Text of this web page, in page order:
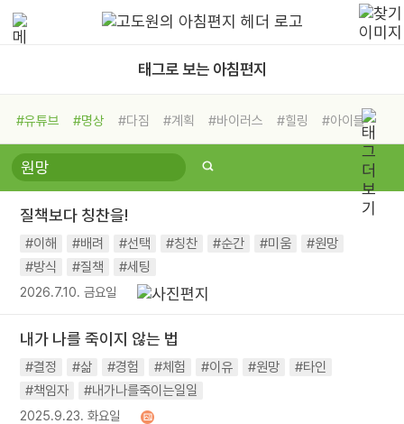
태그로 보는 아침편지
#유튜브 #명상 #다짐 #계획 #바이러스 #힐링
#아이들
#비전캠프
#독서캠프 #삶
#희망
#나눔 #친구 #링컨학교
#독서
#건강 #면역력
질책보다 칭찬을!
#이해 #배려 #선택 #칭찬 #순간 #미움
#원망
#방식
#질책 #세팅
2026.7.10. 금요일
내가 나를 죽이지 않는 법
#결정 #삶 #경험 #체험 #이유 #원망
#타인
#책임자
#내가나를죽이는일일
2025.9.23. 화요일